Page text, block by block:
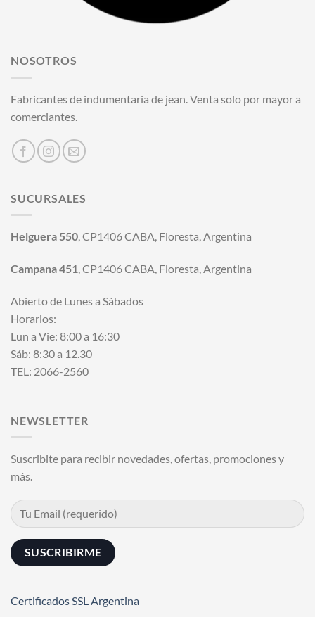
NOSOTROS
Fabricantes de indumentaria de jean. Venta solo por mayor a
comerciantes.
SUCURSALES
Helguera 550, CP1406 CABA, Floresta, Argentina
Campana 451, CP1406 CABA, Floresta, Argentina
Abierto de Lunes a Sábados
Horarios:
Lun a Vie: 8:00 a 16:30
Sáb: 8:30 a 12.30
TEL: 2066-2560
NEWSLETTER
Suscribite para recibir novedades, ofertas, promociones y
más.
Certificados SSL Argentina